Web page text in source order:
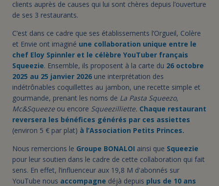
clients auprès de causes qui lui sont chères depuis l’ouverture
de ses 3 restaurants.
C’est dans ce cadre que ses établissements l’Orgueil, Colère
et Envie ont imaginé une collaboration unique entre le
chef Eloy Spinnler et le célèbre YouTuber français
Squeezie. Ensemble, ils proposent à la carte du 26 octobre
2025 au 25 janvier 2026 une interprétation des
indétrônables coquillettes au jambon, une recette simple et
gourmande, prenant les noms de La Pasta Squeezo,
Mc&Squeeze ou encore Squeezilliette. Chaque restaurant
reversera les bénéfices générés par ces assiettes
(environ 5 € par plat) à l’Association Petits Princes.
Nous remercions le Groupe BONALOI ainsi que Squeezie
pour leur soutien dans le cadre de cette collaboration qui fait
sens. En effet, l’influenceur aux 19,8 M d'abonnés sur
YouTube nous accompagne déjà depuis plus de 10 ans